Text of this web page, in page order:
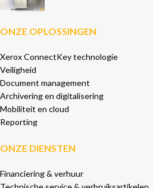
ONZE OPLOSSINGEN
Xerox ConnectKey technologie
Veiligheid
Document management
Archivering en digitalisering
Mobiliteit en cloud
Reporting
ONZE DIENSTEN
Financiering & verhuur